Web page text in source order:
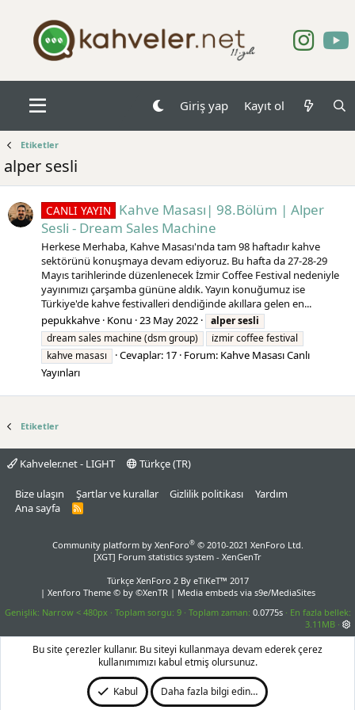
Giriş yap Kayıt ol
Etiketler
alper sesli
CANLI YAYIN
Kahve Masası| 98.Bölüm | Alper
Sesli - Dream Sales Machine
Herkese Merhaba, Kahve Masası'nda tam 98 haftadır kahve
sektörünü konuşmaya devam ediyoruz. Bu hafta da 27-28-29
Mayıs tarihlerinde düzenlenecek İzmir Coffee Festival nedeniyle
yayınımızı çarşamba gününe aldık. Yayın konuğumuz ise
Türkiye'de kahve festivalleri dendiğinde akıllara gelen en...
pepukkahve Konu 23 May 2022 alpersesli
dream sales machine (dsm group)
i̇zmir coffee festival
kahve masası
Cevaplar: 17 Forum: Kahve Masası Canlı
Yayınları
Etiketler
Kahveler.net - LIGHT Türkçe (TR)
Bize ulaşın Şartlar ve kurallar Gizlilik politikası
Yardım
Ana sayfa
R
Community platform by XenForo® © 2010-2021 XenForo Ltd.
[XGT] Forum statistics system - XenGenTr
Türkçe XenForo 2By eTiKeT™ 2017
| Xenforo Theme© by ©XenTR| Media embeds via s9e/MediaSites
Genişlik
Toplam sorgu 9 Toplam zaman 0.0775s
En fazla bellek
3.11MB
Bu site çerezler kullanır. Bu siteyi kullanmaya devam ederek çerez
kullanımımızı kabul etmiş olursunuz.
Kabul Daha fazla bilgi edin…